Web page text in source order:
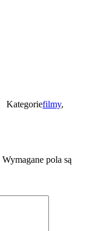
Kategoriefilmy,
Wymagane pola są